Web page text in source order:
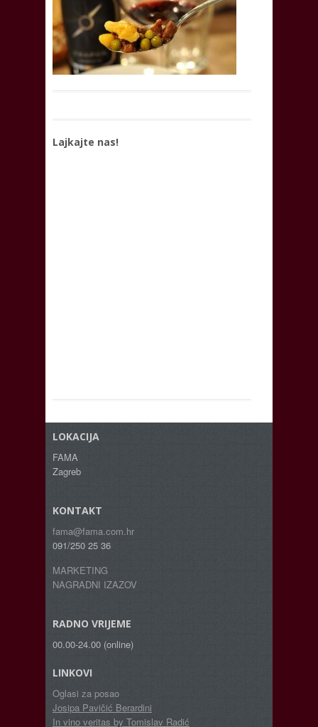
Lajkajte nas!
LOKACIJA
FAMA
Zagreb
KONTAKT
fama@fama.com.hr
091/250 25 36
MARKETING
NAGRADNI IZAZOV
RADNO VRIJEME
00.00-24.00 (online)
LINKOVI
Oglasi za posao
Josipa Pavičić Berardini
In vino veritas by Tomislav Radić